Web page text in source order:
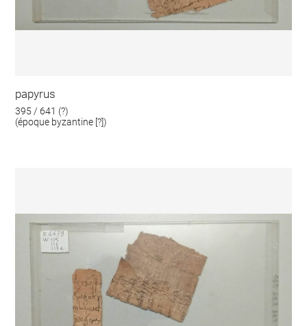
papyrus
395 / 641 (?)
(époque byzantine [?])